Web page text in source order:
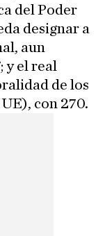
del Poder
designar a
aun
y el real
de los
con 270.